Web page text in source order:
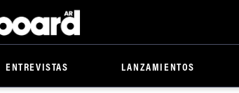
ENTREVISTAS LANZAMIENTOS